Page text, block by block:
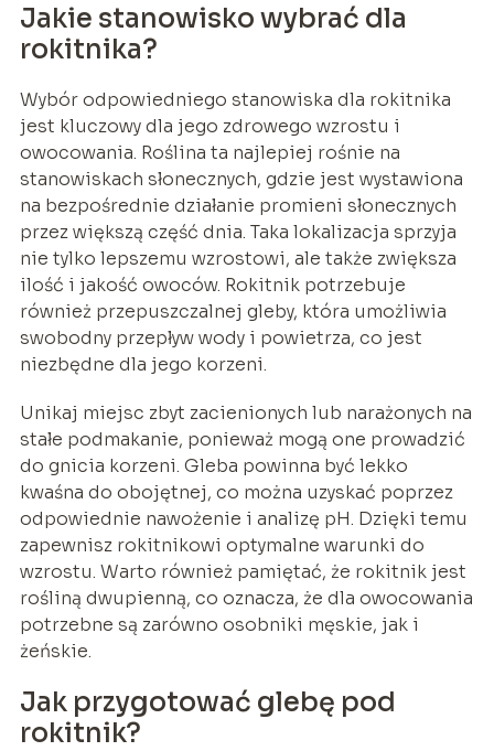
Jakie stanowisko wybrać dla
rokitnika?
Wybór odpowiedniego stanowiska dla rokitnika
jest kluczowy dla jego zdrowego wzrostu i
owocowania. Roślina ta najlepiej rośnie na
stanowiskach słonecznych, gdzie jest wystawiona
na bezpośrednie działanie promieni słonecznych
przez większą część dnia. Taka lokalizacja sprzyja
nie tylko lepszemu wzrostowi, ale także zwiększa
ilość i jakość owoców. Rokitnik potrzebuje
również przepuszczalnej gleby, która umożliwia
swobodny przepływ wody i powietrza, co jest
niezbędne dla jego korzeni.
Unikaj miejsc zbyt zacienionych lub narażonych na
stałe podmakanie, ponieważ mogą one prowadzić
do gnicia korzeni. Gleba powinna być lekko
kwaśna do obojętnej, co można uzyskać poprzez
odpowiednie nawożenie i analizę pH. Dzięki temu
zapewnisz rokitnikowi optymalne warunki do
wzrostu. Warto również pamiętać, że rokitnik jest
rośliną dwupienną, co oznacza, że dla owocowania
potrzebne są zarówno osobniki męskie, jak i
żeńskie.
Jak przygotować glebę pod
rokitnik?